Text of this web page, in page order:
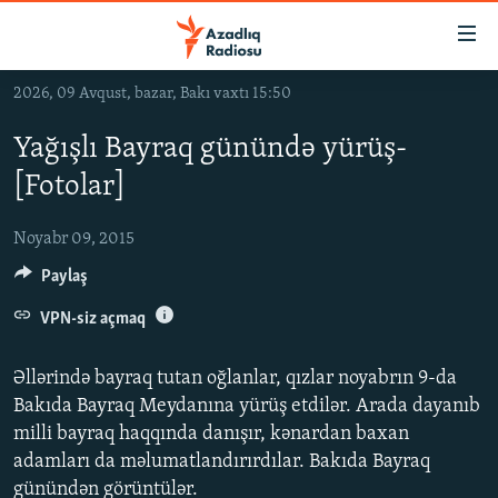
Əsas
qayıt
Əsas
naviqasiyaya
qayıt
Axtarışa
keç
#İZAHLA
KORRUPSIOMETR
#ƏSLINDƏ
FƏRQƏ BAX
QANUNI DOĞRU
MULTIMEDIA
VIDEO
FOTOQALEREYA
RADIO ARXIV
OXU ZALI
HAQQIMIZDA
2026, 09 Avqust, bazar, Bakı vaxtı 15:50
Yağışlı Bayraq günündə yürüş-
[Fotolar]
Noyabr 09, 2015
Əllərində bayraq tutan oğlanlar, qızlar noyabrın 9-da
Bakıda Bayraq Meydanına yürüş etdilər. Arada dayanıb
milli bayraq haqqında danışır, kənardan baxan
adamları da məlumatlandırırdılar. Bakıda Bayraq
günündən görüntülər.
Paylaş
VPN-siz açmaq